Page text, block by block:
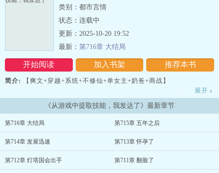
类别：都市言情
状态：连载中
开始阅读 加入书架 推荐本书
更新：2025-10-20 19:52
最新： 第716章 大结局
简介: 【爽文+穿越+系统+不修仙+单女主+奶爸+商战】
周宇辰带着自己研发的游戏穿越到了另一个世界。只需要认真学习，
提高熟练度，他就能获得游戏中的技能。
医术？小事儿，看几本医书，我就是神医。
西方芯片公司对我们实行芯片封锁？没关系，我是芯片专家，咱们自
展开 »
《从游戏中提取技能，我发达了》最新章节
第716章 大结局 第715章 五年之后
第714章 发展迅速 第713章 怀孕了
第712章 灯塔国会出手 第711章 翻脸了